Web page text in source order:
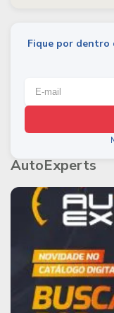
Fique por dentro
AutoExperts